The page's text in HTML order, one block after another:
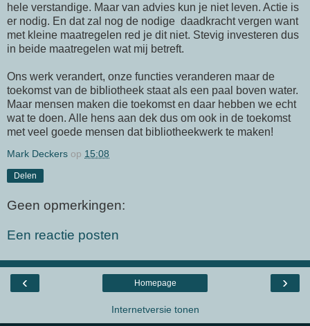
hele verstandige. Maar van advies kun je niet leven. Actie is
er nodig. En dat zal nog de nodige daadkracht vergen want
met kleine maatregelen red je dit niet. Stevig investeren dus
in beide maatregelen wat mij betreft.
Ons werk verandert, onze functies veranderen maar de
toekomst van de bibliotheek staat als een paal boven water.
Maar mensen maken die toekomst en daar hebben we echt
wat te doen. Alle hens aan dek dus om ook in de toekomst
met veel goede mensen dat bibliotheekwerk te maken!
Mark Deckers op 15:08
Delen
Geen opmerkingen:
Een reactie posten
‹ ›
Homepage
Internetversie tonen